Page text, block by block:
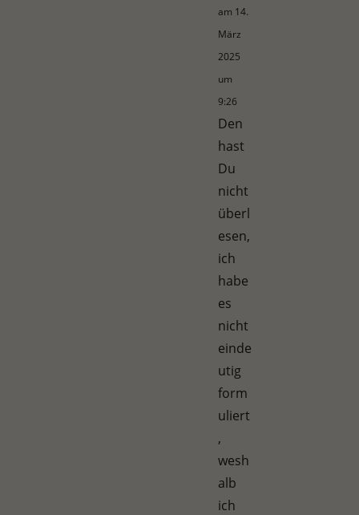
am 14.
März
2025
um
9:26
Den
hast
Du
nicht
überl
esen,
ich
habe
es
nicht
einde
utig
form
uliert
,
wesh
alb
ich